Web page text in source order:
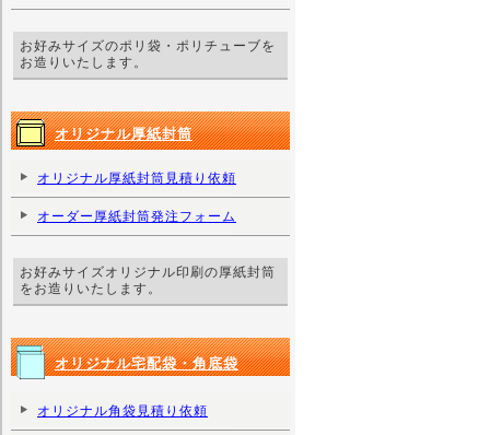
お好みサイズのポリ袋・ポリチューブを
お造りいたします。
オリジナル厚紙封筒
オリジナル厚紙封筒見積り依頼
オーダー厚紙封筒発注フォーム
お好みサイズオリジナル印刷の厚紙封筒
をお造りいたします。
オリジナル宅配袋・角底袋
オリジナル角袋見積り依頼